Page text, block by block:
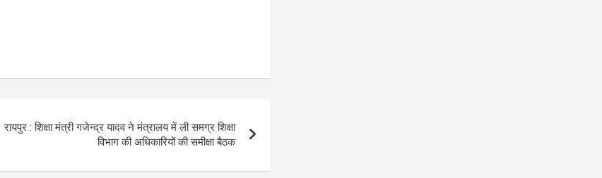
रायपुर : शिक्षा मंत्री गजेन्द्र यादव ने मंत्रालय में ली समग्र शिक्षा
विभाग की अधिकारियों की समीक्षा बैठक